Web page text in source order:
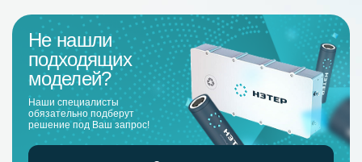
Не нашли
подходящих
моделей?
Наши специалисты
обязательно подберут
решение под Ваш запрос!